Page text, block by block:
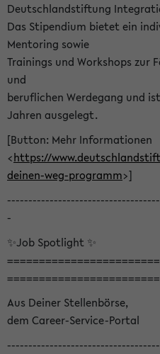
Deutschlandstiftung
Das Stipendium bietet ein
Mentoring sowie
Trainings und Workshops zur
und
beruflichen Werdegang und
Jahren ausgelegt.
[Button: Mehr Informationen
<https://
deinen-weg-programm>]
-
✨Job Spotlight ✨
Aus Deiner Stellenbörse,
dem Career-Service-Portal